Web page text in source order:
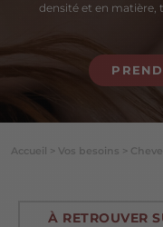
densité et en matière,
Accueil > Vos besoins >
À RETROUVER